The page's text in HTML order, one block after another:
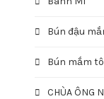
Bún đậu
Bún mắm
CHÙA ÔNG